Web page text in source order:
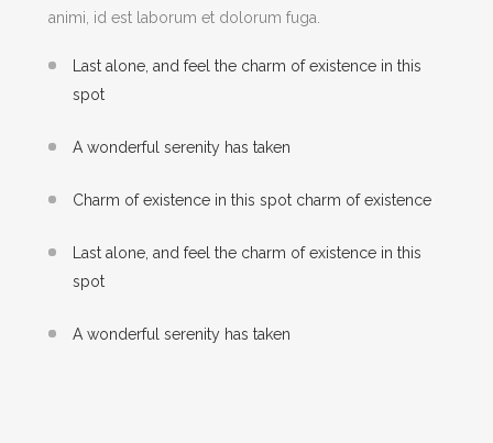
animi, id est laborum et dolorum fuga.
Last alone, and feel the charm of existence in this
spot
A wonderful serenity has taken
Charm of existence in this spot charm of existence
Last alone, and feel the charm of existence in this
spot
A wonderful serenity has taken